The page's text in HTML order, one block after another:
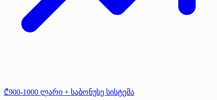
₾900-1000 ლარი + საბონუსე სისტემა